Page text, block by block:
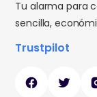
Tu alarma para
sencilla,
Trustpilot